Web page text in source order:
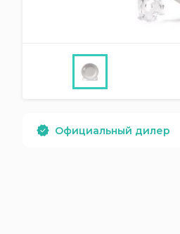
Официальный дилер